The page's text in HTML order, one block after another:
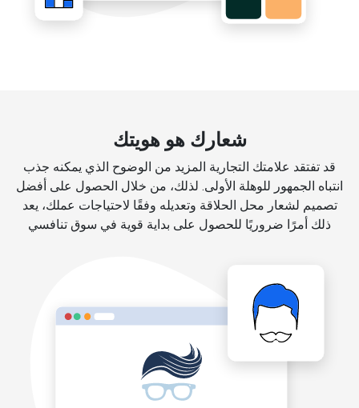
شعارك هو هويتك
قد تفتقد علامتك التجارية المزيد من الوضوح الذي يمكنه جذب
انتباه الجمهور للوهلة الأولى. لذلك، من خلال الحصول على أفضل
تصميم لشعار محل الحلاقة وتعديله وفقًا لاحتياجات عملك، يعد
ذلك أمرًا ضروريًا للحصول على بداية قوية في سوق تنافسي